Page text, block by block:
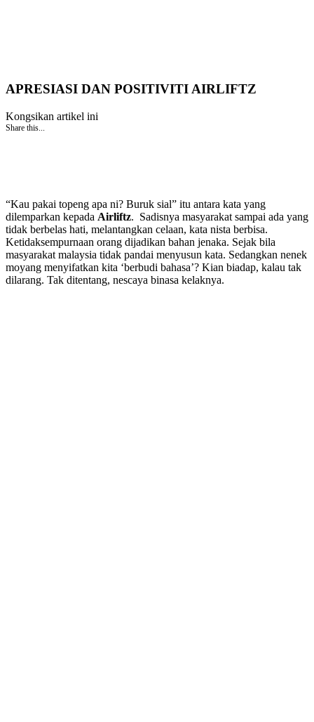
APRESIASI DAN POSITIVITI AIRLIFTZ
Kongsikan artikel ini
Share this...
“Kau pakai topeng apa ni? Buruk sial” itu antara kata yang
dilemparkan kepada Airliftz. Sadisnya masyarakat sampai ada yang
tidak berbelas hati, melantangkan celaan, kata nista berbisa.
Ketidaksempurnaan orang dijadikan bahan jenaka. Sejak bila
masyarakat malaysia tidak pandai menyusun kata. Sedangkan nenek
moyang menyifatkan kita ‘berbudi bahasa’? Kian biadap, kalau tak
dilarang. Tak ditentang, nescaya binasa kelaknya.